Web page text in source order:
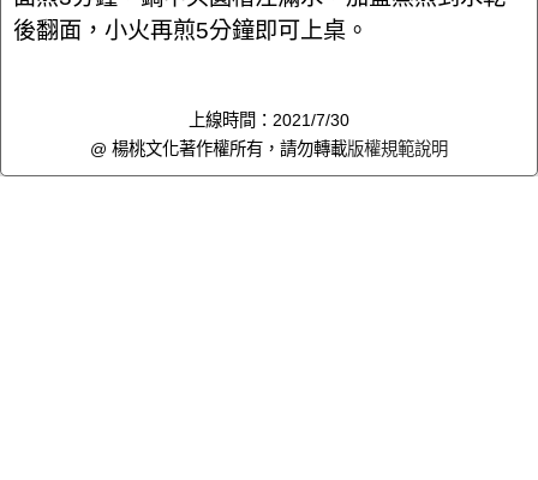
後翻面，小火再煎5分鐘即可上桌。
上線時間：2021/7/30
@ 楊桃文化著作權所有，請勿轉載版權規範說明